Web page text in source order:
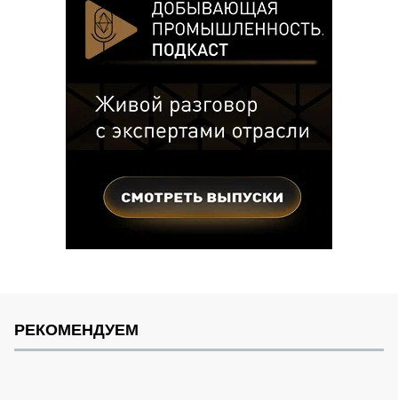
РЕКОМЕНДУЕМ